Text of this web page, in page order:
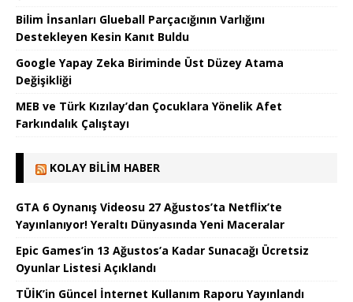
Bilim İnsanları Glueball Parçacığının Varlığını
Destekleyen Kesin Kanıt Buldu
Google Yapay Zeka Biriminde Üst Düzey Atama
Değişikliği
MEB ve Türk Kızılay’dan Çocuklara Yönelik Afet
Farkındalık Çalıştayı
KOLAY BILIM HABER
GTA 6 Oynanış Videosu 27 Ağustos’ta Netflix’te
Yayınlanıyor! Yeraltı Dünyasında Yeni Maceralar
Epic Games’in 13 Ağustos’a Kadar Sunacağı Ücretsiz
Oyunlar Listesi Açıklandı
TÜİK’in Güncel İnternet Kullanım Raporu Yayınlandı